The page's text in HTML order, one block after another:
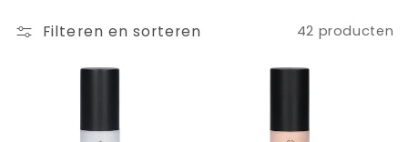
Filteren en sorteren 42 producten